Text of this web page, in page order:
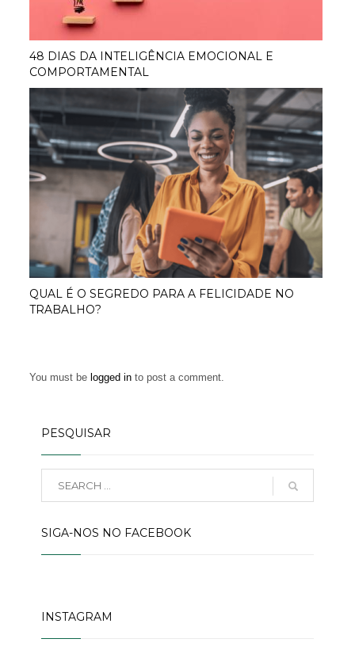
48 DIAS DA INTELIGÊNCIA EMOCIONAL E
COMPORTAMENTAL
QUAL É O SEGREDO PARA A FELICIDADE NO
TRABALHO?
You must be logged into post a comment.
PESQUISAR
SIGA-NOS NO FACEBOOK
INSTAGRAM